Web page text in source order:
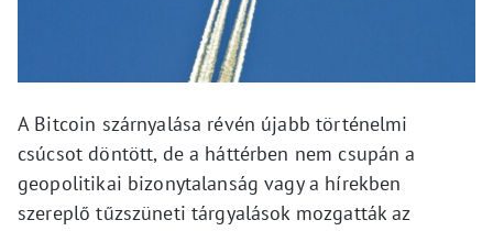
A Bitcoin szárnyalása révén újabb történelmi
csúcsot döntött, de a háttérben nem csupán a
geopolitikai bizonytalanság vagy a hírekben
szereplő tűzszüneti tárgyalások mozgatták az